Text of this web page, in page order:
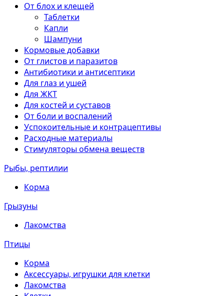
От блох и клещей
Таблетки
Капли
Шампуни
Кормовые добавки
От глистов и паразитов
Антибиотики и антисептики
Для глаз и ушей
Для ЖКТ
Для костей и суставов
От боли и воспалений
Успокоительные и контрацептивы
Расходные материалы
Стимуляторы обмена веществ
Рыбы, рептилии
Корма
Грызуны
Лакомства
Птицы
Корма
Аксессуары, игрушки для клетки
Лакомства